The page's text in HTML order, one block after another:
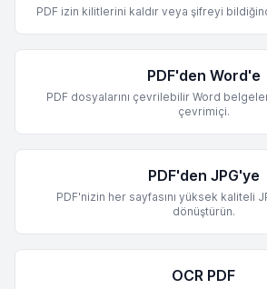
PDF izin kilitlerini kaldır veya şifreyi
PDF'den Word'e
PDF dosyalarını çevrilebilir Word
çevrimiçi.
PDF'den JPG'ye
PDF'nizin her sayfasını yüksek kaliteli
dönüştürün.
OCR PDF